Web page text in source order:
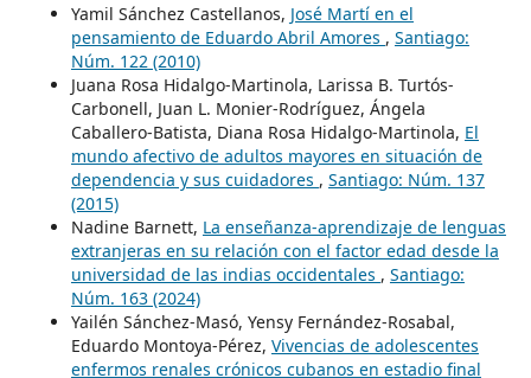
Yamil Sánchez Castellanos, José Martí en el
pensamiento de Eduardo Abril Amores , Santiago:
Núm. 122 (2010)
Juana Rosa Hidalgo-Martinola, Larissa B. Turtós-
Carbonell, Juan L. Monier-Rodríguez, Ángela
Caballero-Batista, Diana Rosa Hidalgo-Martinola, El
mundo afectivo de adultos mayores en situación de
dependencia y sus cuidadores , Santiago: Núm. 137
(2015)
Nadine Barnett, La enseñanza-aprendizaje de lenguas
extranjeras en su relación con el factor edad desde la
universidad de las indias occidentales , Santiago:
Núm. 163 (2024)
Yailén Sánchez-Masó, Yensy Fernández-Rosabal,
Eduardo Montoya-Pérez, Vivencias de adolescentes
enfermos renales crónicos cubanos en estadio final